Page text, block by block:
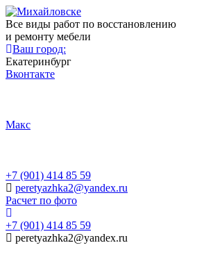
Все виды работ по восстановлению
и ремонту мебели
Ваш город:
Екатеринбург
Вконтакте
Макс
+7 (901) 414 85 59
peretyazhka2@yandex.ru
Расчет по фото
+7 (901) 414 85 59
peretyazhka2@yandex.ru